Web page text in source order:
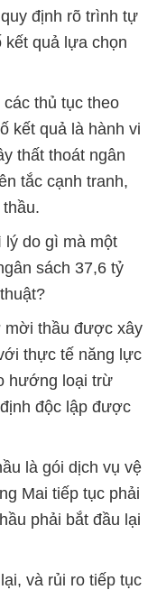
định rõ trình tự
kết quả lựa chọn
thủ tục theo
kết quả là hành vi
thất thoát ngân
tắc cạnh tranh,
lý do gì mà một
sách 37,6 tỷ
mời thầu được xây
thực tế năng lực
hướng loại trừ
độc lập được
là gói dịch vụ vệ
Mai tiếp tục phải
phải bắt đầu lại
và rủi ro tiếp tục